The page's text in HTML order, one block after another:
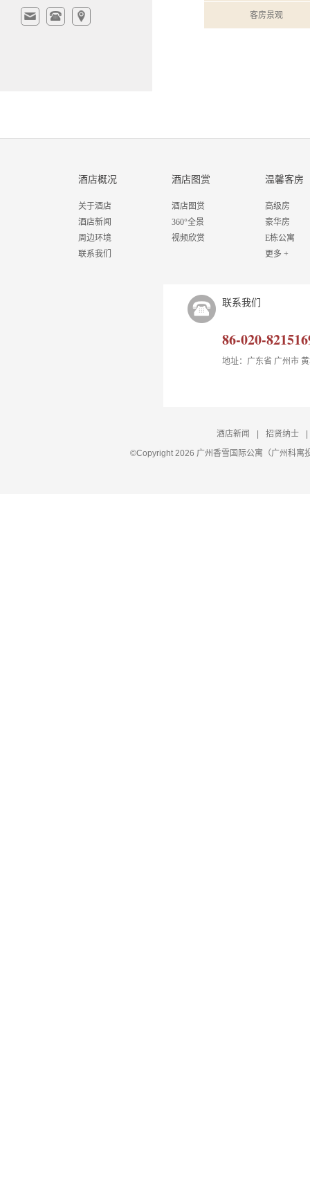
客房景观
酒店概况
关于酒店
酒店新闻
周边环境
联系我们
酒店图赏
酒店图赏
360°全景
视频欣赏
温馨客房
高级房
豪华房
E栋公寓
更多 +
联系我们
86-020-
地址：广东省 广州市
酒店新闻 招贤纳士
©Copyright 2026 广州香雪国际公寓（广州科寓